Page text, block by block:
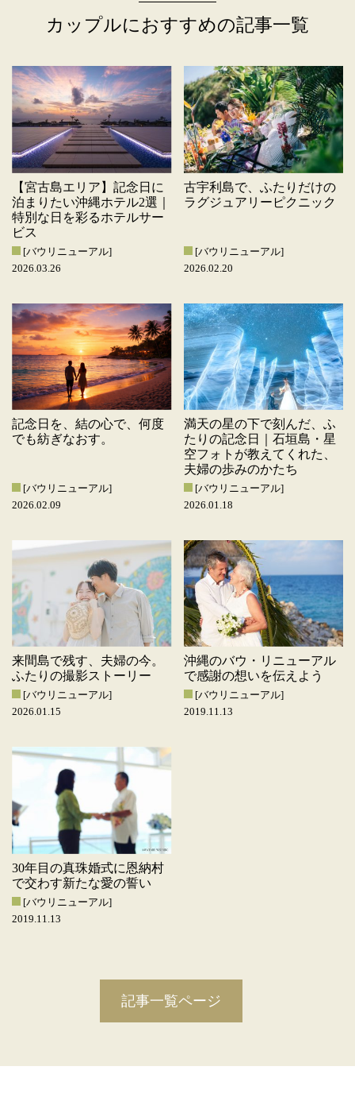
カップルにおすすめの記事一覧
【宮古島エリア】記念日に
泊まりたい沖縄ホテル2選｜
特別な日を彩るホテルサー
ビス
[バウリニューアル]
2026.03.26
古宇利島で、ふたりだけの
ラグジュアリーピクニック
[バウリニューアル]
2026.02.20
記念日を、結の心で、何度
でも紡ぎなおす。
[バウリニューアル]
2026.02.09
満天の星の下で刻んだ、ふ
たりの記念日｜石垣島・星
空フォトが教えてくれた、
夫婦の歩みのかたち
[バウリニューアル]
2026.01.18
来間島で残す、夫婦の今。
ふたりの撮影ストーリー
[バウリニューアル]
2026.01.15
沖縄のバウ・リニューアル
で感謝の想いを伝えよう
[バウリニューアル]
2019.11.13
30年目の真珠婚式に恩納村
で交わす新たな愛の誓い
[バウリニューアル]
2019.11.13
記事一覧ページ